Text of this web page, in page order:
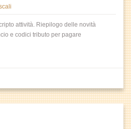
attività. Riepilogo delle novità
e codici tributo per pagare